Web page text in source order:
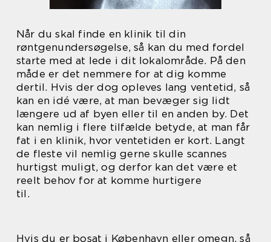
Når du skal finde en klinik til din
røntgenundersøgelse, så kan du med fordel
starte med at lede i dit lokalområde. På den
måde er det nemmere for at dig komme
dertil. Hvis der dog opleves lang ventetid, så
kan en idé være, at man bevæger sig lidt
længere ud af byen eller til en anden by. Det
kan nemlig i flere tilfælde betyde, at man får
fat i en klinik, hvor ventetiden er kort. Langt
de fleste vil nemlig gerne skulle scannes
hurtigst muligt, og derfor kan det være et
reelt behov for at komme hurtigere
til.
Hvis du er bosat i København eller omegn, så